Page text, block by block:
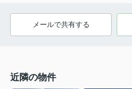
メールで共有する
近隣の物件